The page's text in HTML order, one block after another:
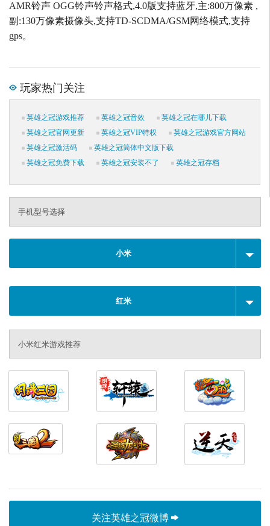
AMR铃声 OGG铃声铃声格式,4.0版支持蓝牙,主:800万像素 ,
副:130万像素摄像头,支持TD-SCDMA/GSM网络模式,支持
gps。
玩家热门关注
英雄之冠游戏推荐 英雄之冠音效
英雄之冠在哪儿下载
英雄之冠官网更新
英雄之冠VIP特权
英雄之冠游戏官方网站
英雄之冠激活码
英雄之冠简体中文版下载
英雄之冠免费下载
英雄之冠安装不了 英雄之冠存档
手机型号选择
小米
红米
小米红米游戏推荐
关注英雄之冠微博